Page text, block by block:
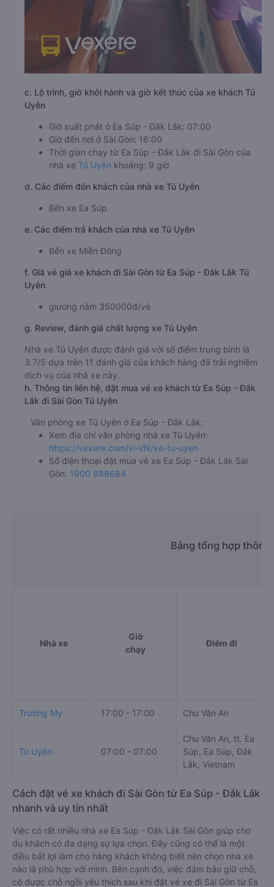
c. Lộ trình, giờ khởi hành và giờ kết thúc của xe khách Tú
Uyên
Giờ xuất phát ở Ea Súp - Đắk Lắk: 07:00
Giờ đến nơi ở Sài Gòn: 16:00
Thời gian chạy từ Ea Súp - Đắk Lắk đi Sài Gòn của
nhà xe Tú Uyên khoảng: 9 giờ
d. Các điểm đón khách của nhà xe Tú Uyên
Bến xe Ea Súp
e. Các điểm trả khách của nhà xe Tú Uyên
Bến xe Miền Đông
f. Giá vé giá xe khách đi Sài Gòn từ Ea Súp - Đắk Lắk Tú
Uyên
giường nằm 350000đ/vé
g. Review, đánh giá chất lượng xe Tú Uyên
Nhà xe Tú Uyên được đánh giá với số điểm trung bình là
3.7/5 dựa trên 11 đánh giá của khách hàng đã trải nghiệm
dịch vụ của nhà xe này.
h. Thông tin liên hệ, đặt mua vé xe khách từ Ea Súp - Đắk
Lắk đi Sài Gòn Tú Uyên
Văn phòng xe Tú Uyên ở Ea Súp - Đắk Lắk:
Xem địa chỉ văn phòng nhà xe Tú Uyên:
https://vexere.com/vi-VN/xe-tu-uyen
Số điện thoại đặt mua vé xe Ea Súp - Đắk Lắk Sài
Gòn: 1900 888684
Bảng tổng hợp thông
Nhà xe
Giờ
chạy
Điểm đi
Trường My 17:00 - 17:00 Chu Văn An
Tú Uyên 07:00 - 07:00
Chu Văn An, tt. Ea
Súp, Ea Súp, Đắk
Lắk, Vietnam
Cách đặt vé xe khách đi Sài Gòn từ Ea Súp - Đắk Lắk
nhanh và uy tín nhất
Việc có rất nhiều nhà xe Ea Súp - Đắk Lắk Sài Gòn giúp cho
du khách có đa dạng sự lựa chọn. Đây cũng có thể là một
điều bất lợi làm cho hàng khách không biết nên chọn nhà xe
nào là phù hợp với mình. Bên cạnh đó, việc đảm bảo giữ chỗ,
có được chỗ ngồi yêu thích sau khi đặt vé xe đi Sài Gòn từ Ea